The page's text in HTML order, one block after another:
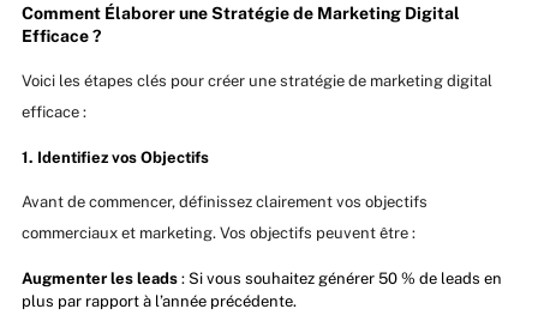
Comment Élaborer une Stratégie de Marketing Digital
Efficace ?
Voici les étapes clés pour créer une stratégie de marketing digital
efficace :
1. Identifiez vos Objectifs
Avant de commencer, définissez clairement vos objectifs
commerciaux et marketing. Vos objectifs peuvent être :
Augmenter les leads: Si vous souhaitez générer 50 % de leads en
plus par rapport à l’année précédente.